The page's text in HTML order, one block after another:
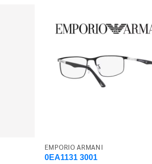
EMPORIO ARMANI
0EA1131 3001